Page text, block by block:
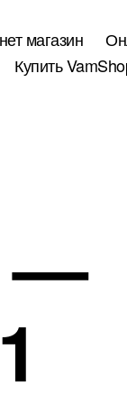
магазин
Купить
—